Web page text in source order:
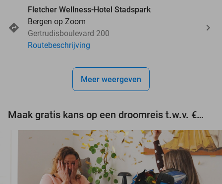
Fletcher Wellness-Hotel Stadspark
Bergen op Zoom
Gertrudisboulevard 200
Routebeschrijving
Meer weergeven
Maak gratis kans op een droomreis t.w.v. €3.000!